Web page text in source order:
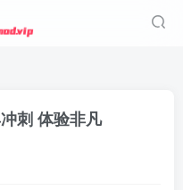
刺 体验非凡